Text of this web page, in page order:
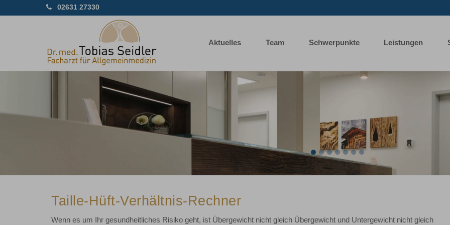
02631 27330
Aktuelles Team Schwerpunkte Leistungen
Taille-Hüft-Verhältnis-Rechner
Wenn es um Ihr gesundheitliches Risiko geht, ist Übergewicht nicht gleich Übergewicht und Untergewicht nicht gleich